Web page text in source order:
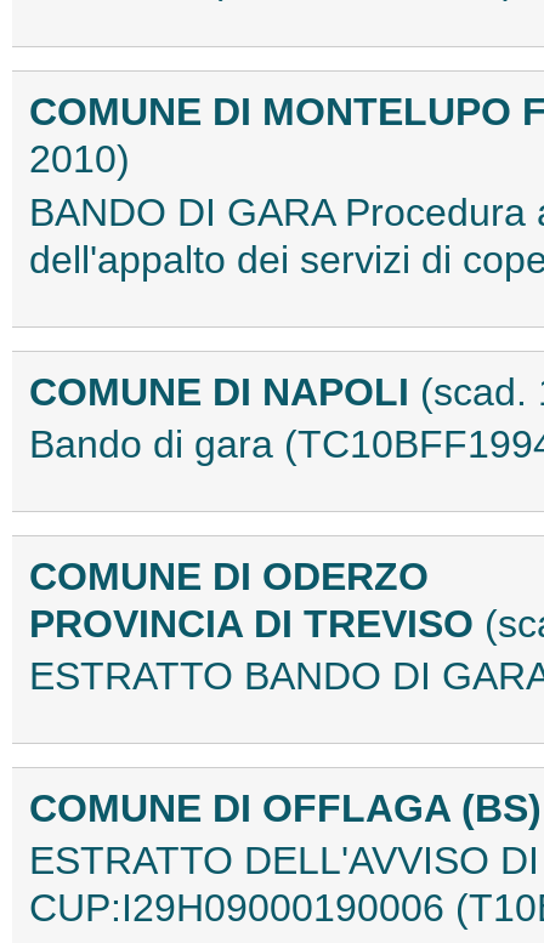
COMUNE DI MONTELUPO
2010)
BANDO DI GARA
dell'appalto dei servizi di
COMUNE DI NAPOLI (scad.
Bando di gara
COMUNE DI ODERZO
PROVINCIA DI TREVISO
ESTRATTO BANDO DI
COMUNE DI OFFLAGA
ESTRATTO DELL'AVVISO
CUP:I29H09000190006